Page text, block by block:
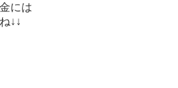
には
↓↓